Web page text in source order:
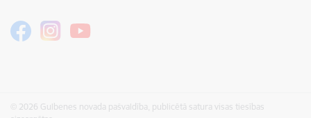
© 2026 Gulbenes novada pašvaldība, publicētā satura visas tiesības